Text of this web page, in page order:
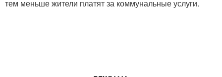
тем меньше жители платят за коммунальные услуги.